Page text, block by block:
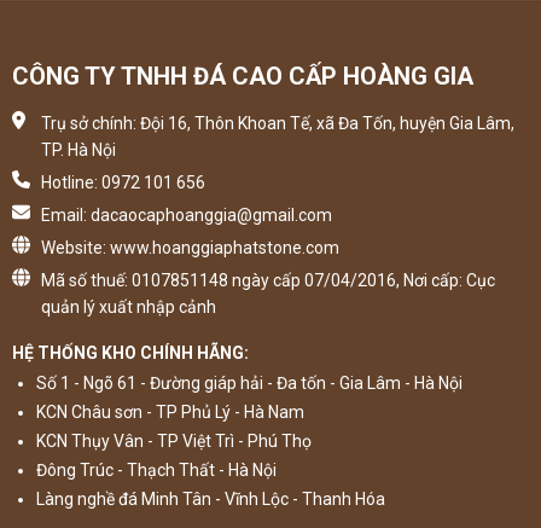
CÔNG TY TNHH ĐÁ CAO CẤP HOÀNG GIA
Trụ sở chính: Đội 16, Thôn Khoan Tế, xã Đa Tốn, huyện Gia Lâm,
TP. Hà Nội
Hotline: 0972 101 656
Email: dacaocaphoanggia@gmail.com
Website: www.hoanggiaphatstone.com
Mã số thuế: 0107851148 ngày cấp 07/04/2016, Nơi cấp: Cục
quản lý xuất nhập cảnh
HỆ THỐNG KHO CHÍNH HÃNG:
Số 1 - Ngõ 61 - Đường giáp hải - Đa tốn - Gia Lâm - Hà Nội
KCN Châu sơn - TP Phủ Lý - Hà Nam
KCN Thụy Vân - TP Việt Trì - Phú Thọ
Đông Trúc - Thạch Thất - Hà Nội
Làng nghề đá Minh Tân - Vĩnh Lộc - Thanh Hóa